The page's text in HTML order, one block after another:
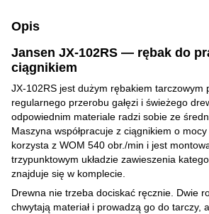
Opis
Jansen JX-102RS — rębak do
ciągnikiem
JX-102RS jest dużym rębakiem tarczowym
regularnego przerobu gałęzi i świeżego
odpowiednim materiale radzi sobie ze
Maszyna współpracuje z ciągnikiem o
korzysta z WOM 540 obr./min i jest
trzypunktowym układzie zawieszenia
znajduje się w komplecie.
Drewna nie trzeba dociskać ręcznie. Dwie
chwytają materiał i prowadzą go do tarczy,